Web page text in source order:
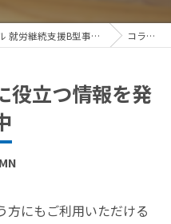
大阪府堺市の就労支援ならラポール 就労継続支援B型事業所 コラム
役立つ情報を発
方にもご利用いただける